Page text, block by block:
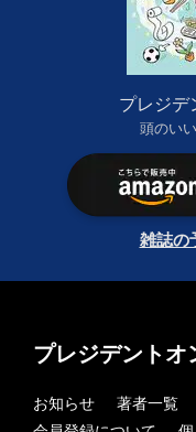
プレジデ
頭のい
雑誌の
プレジデントオ
お知らせ 著者一覧